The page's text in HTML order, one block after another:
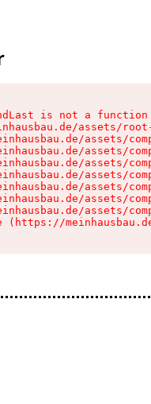
is not a function
assets/
assets/
assets/
assets/
assets/
assets/
assets/
assets/
(https://